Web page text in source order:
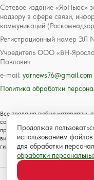
Сетевое издание «ЯрНьюс»
надзору в сфере связи,
коммуникаций
Регистрационный номер
Учредитель ООО «ВН-
Павлович
e-mail: yarnews76@gmail.com
Политика обработки
Все права на любые материалы,
соответствии с российским и
праве и смежных правах. Любое
видеоматериалов возможно
гиперссылкой на сайт https://
Продолжая
использованием
для обработки
обработки